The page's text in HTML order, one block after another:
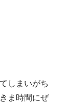
しまいがち
ま時間にぜ